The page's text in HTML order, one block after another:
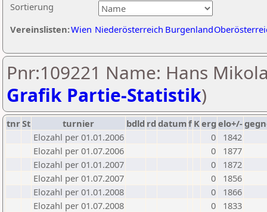
Sortierung
Vereinslisten:Wien Niederösterreich Burgenland
Pnr:109221 Name: Hans
Grafik Partie-Statistik)
tnrSt turnier bdld rd datumf Kerg elo+/-
Elozahl per 01.01.2006
0
1842
Elozahl per 01.07.2006
0
1877
Elozahl per 01.01.2007
0
1872
Elozahl per 01.07.2007
0
1856
Elozahl per 01.01.2008
0
1866
Elozahl per 01.07.2008
0
1833